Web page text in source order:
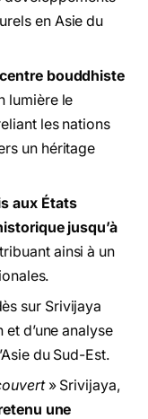
en Asie du
bouddhiste
lumière le
les nations
un héritage
aux États
jusqu’à
ainsi à un
sur Srivijaya
d’une analyse
du Sud-Est.
» Srivijaya,
une